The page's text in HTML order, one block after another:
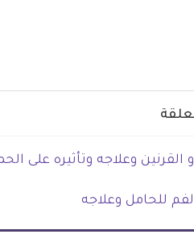
القرنين وعلاجه وتأثيره على
للحامل وعلاجه